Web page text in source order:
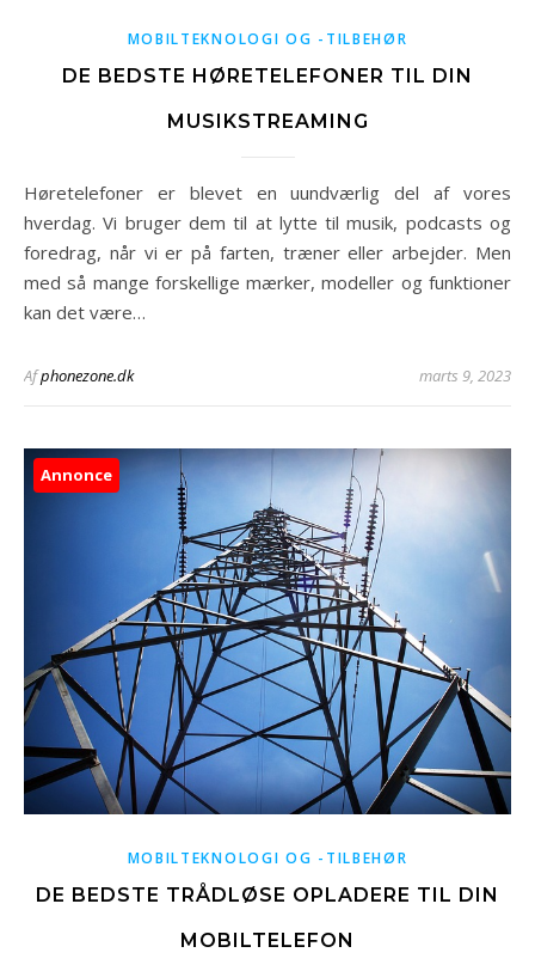
MOBILTEKNOLOGI OG -TILBEHØR
DE BEDSTE HØRETELEFONER TIL DIN
MUSIKSTREAMING
Høretelefoner er blevet en uundværlig del af vores
hverdag. Vi bruger dem til at lytte til musik, podcasts og
foredrag, når vi er på farten, træner eller arbejder. Men
med så mange forskellige mærker, modeller og funktioner
kan det være…
Afphonezone.dk marts 9, 2023
Annonce
MOBILTEKNOLOGI OG -TILBEHØR
DE BEDSTE TRÅDLØSE OPLADERE TIL DIN
MOBILTELEFON